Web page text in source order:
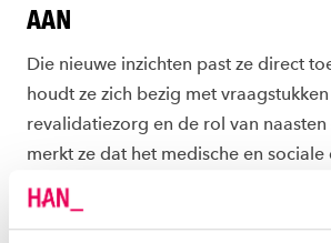
AAN
Die nieuwe inzichten past ze direct
houdt ze zich bezig met
revalidatiezorg en de rol van
merkt ze dat het medische en
goed op elkaar aansluit. “In het
nadruk bij onderzoek vaak op